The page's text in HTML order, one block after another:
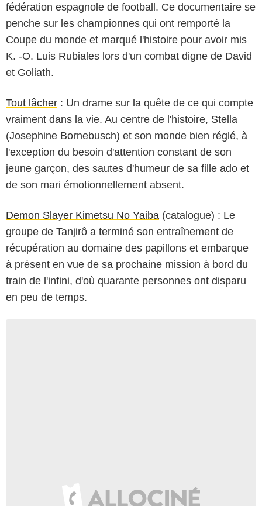
fédération espagnole de football. Ce documentaire se
penche sur les championnes qui ont remporté la
Coupe du monde et marqué l'histoire pour avoir mis
K. -O. Luis Rubiales lors d'un combat digne de David
et Goliath.
Tout lâcher : Un drame sur la quête de ce qui compte
vraiment dans la vie. Au centre de l'histoire, Stella
(Josephine Bornebusch) et son monde bien réglé, à
l'exception du besoin d'attention constant de son
jeune garçon, des sautes d'humeur de sa fille ado et
de son mari émotionnellement absent.
Demon Slayer Kimetsu No Yaiba (catalogue) : Le
groupe de Tanjirô a terminé son entraînement de
récupération au domaine des papillons et embarque
à présent en vue de sa prochaine mission à bord du
train de l'infini, d'où quarante personnes ont disparu
en peu de temps.